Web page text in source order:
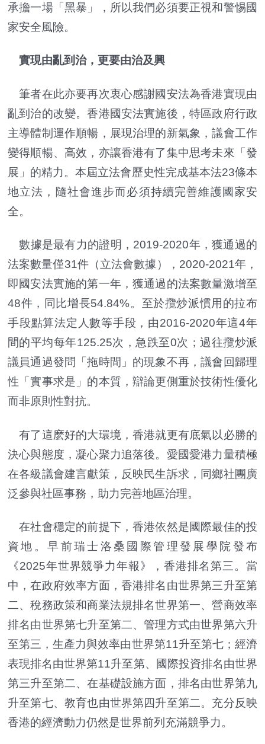
承擔一場「黑暴」，所以我們必須要正視和警惕國
家安全風險。
實現由亂到治，更要由治及興
筆者在此亦要再次衷心感謝國安法為香港實現由
亂到治的改變。香港國安法實施後，特區政府行政
主導體制運作順暢，展現治理的新氣象，議會工作
變得順暢、高效，亦讓香港有了集中思考未來「發
展」的精力。本屆立法會歷史性完成基本法23條本
地立法，隨社會進步而必須持續完善維護國家安
全。
數據是最有力的證明，2019-2020年，獲通過的
法案數量僅31件（立法會數據），2020-2021年，
即國安法實施的第一年，獲通過的法案數量激增至
48件，同比增長54.84%。至於攬炒派慣用的拉布
手段點算法定人數等手段，由2016-2020年這4年
間的平均每年125.25次，急跌至0次；過往攬炒派
議員通過發問「拖時間」的現象不再，議會回歸理
性「實事求是」的本質，辯論更側重於技術性優化
而非原則性對抗。
有了這麽好的大環境，香港就更有底氣以必勝的
決心與態度，凝心聚力追落後。愛國愛港力量積極
在各級議會建言獻策，反映民生訴求，同鄉社團廣
泛參與社區事務，助力完善地區治理。
在社會穩定的前提下，香港依然是國際最佳的投
資地。早前瑞士洛桑國際管理發展學院發布
《2025年世界競爭力年報》，香港排名第三。當
中，在政府效率方面，香港排名由世界第三升至第
二、稅務政策和商業法規排名世界第一、營商效率
排名由世界第七升至第二、管理方式由世界第六升
至第三，生產力與效率由世界第11升至第七；經濟
表現排名由世界第11升至第、國際投資排名由世界
第三升至第二、在基礎設施方面，排名由世界第九
升至第七、教育也由世界第四升至第二。充分反映
香港的經濟動力仍然是世界前列充滿競爭力。